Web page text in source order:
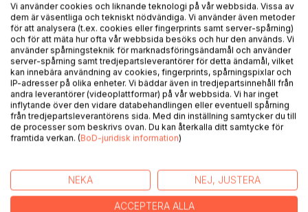
You cannot NOT communicate
When you're not speaking, when they're not speaking, it's
body language that counts. This mini-book is an invaluable
guide, helping you identify and interpret 51 different
gestures - the information and emotions they signal.
Widen your competence; read their messages, deliberate
or unintentional, and understand how your own gestures
FÖRFATTARE
Vi använder cookies och liknande teknologi på vår webbsida. Vissa av
dem är väsentliga och tekniskt nödvändiga. Vi använder även metoder
för att analysera (t.ex. cookies eller fingerprints samt server-spårning)
och för att mäta hur ofta vår webbsida besöks och hur den används. Vi
använder spårningsteknik för marknadsföringsändamål och använder
server-spårning samt tredjepartsleverantörer för detta ändamål, vilket
kan innebära användning av cookies, fingerprints, spårningspixlar och
IP-adresser på olika enheter. Vi bäddar även in tredjepartsinnehåll från
andra leverantörer (videoplattformar) på vår webbsida. Vi har inget
inflytande över den vidare databehandlingen eller eventuell spårning
från tredjepartsleverantörens sida. Med din inställning samtycker du till
de processer som beskrivs ovan. Du kan återkalla ditt samtycke för
framtida verkan. (BoD-juridisk information)
NEKA NEJ, JUSTERA
ACCEPTERA ALLA